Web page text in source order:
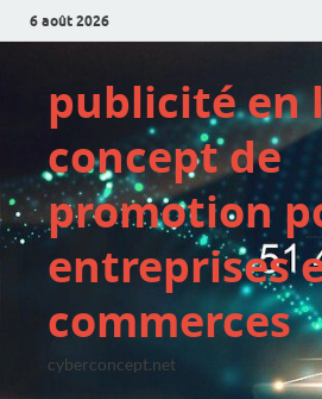
6 août 2026
publicité en
concept de
promotion
entreprises
commerces
cyberconcept.net